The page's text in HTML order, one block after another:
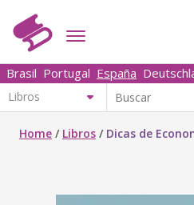
Brasil Portugal España
Home / Libros / Dicas de